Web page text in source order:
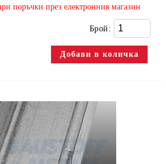
поръчки през електронния магазин
Брой: